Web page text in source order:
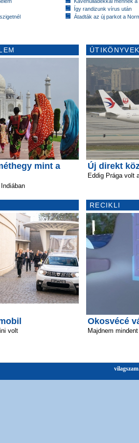
Így randizunk vírus után
Átadták az új parkot a
mint a
volt
Új direkt
Eddig Prága volt
RECIKLI
Okosvécé
Majdnem